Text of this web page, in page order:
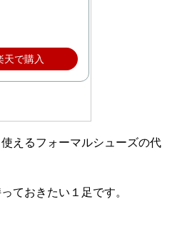
天で購入
えるフォーマルシューズの代
ておきたい１足です。